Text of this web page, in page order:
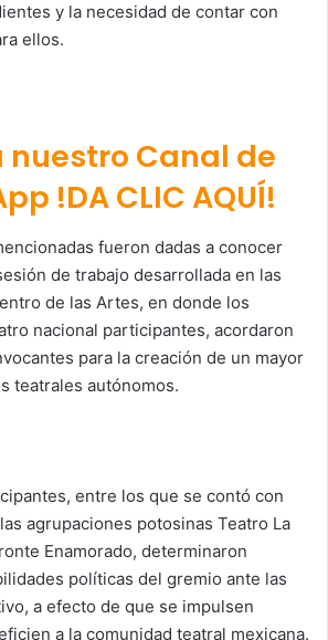
y la necesidad de contar con
ellos.
nuestro Canal de
!DA CLIC AQUÍ!
fueron dadas a conocer
de trabajo desarrollada en las
de las Artes, en donde los
nacional participantes, acordaron
para la creación de un mayor
teatrales autónomos.
entre los que se contó con
agrupaciones potosinas Teatro La
Enamorado, determinaron
políticas del gremio ante las
a efecto de que se impulsen
a la comunidad teatral mexicana.